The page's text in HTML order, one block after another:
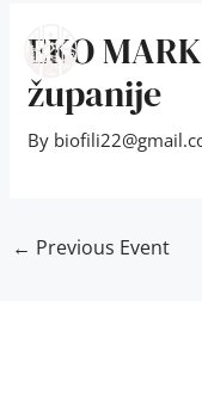
contentEKO
županije
By
navigation
← Previous Event